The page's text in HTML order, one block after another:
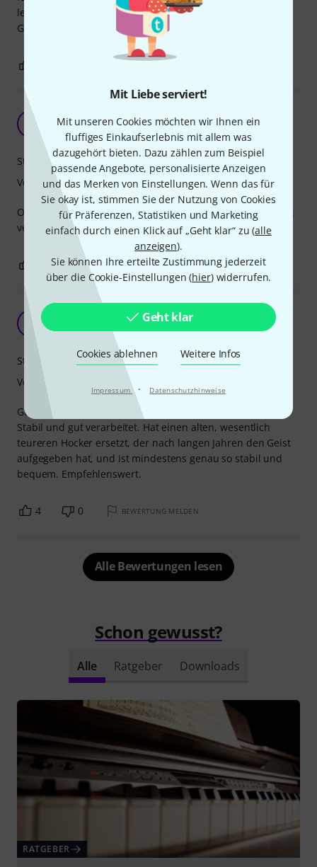
Mit Liebe serviert!
Mit unseren Cookies möchten wir Ihnen ein
fluffiges Einkaufserlebnis mit allem was
dazugehört bieten. Dazu zählen zum Beispiel
passende Angebote, personalisierte Anzeigen
und das Merken von Einstellungen. Wenn das für
Sie okay ist, stimmen Sie der Nutzung von Cookies
für Präferenzen, Statistiken und Marketing
einfach durch einen Klick auf „Geht klar“ zu (alle
anzeigen).
Sie können Ihre erteilte Zustimmung jederzeit
über die Cookie-Einstellungen (hier) widerrufen.
Geht klar
Cookies ablehnen Weitere Infos
Impressum · Datenschutzhinweise
leicht/angenehm zu verstellen und auch das haptische
Gefühl kommt nicht zu kurz. Würde ich wieder kaufen.
Sehr preiswert und stabil
a-tone 16.07.2020
Optimale Klavierbank für meinen Gebrauch. Stabil und gut
verarbeitet.
Stabilität
Verarbeitung
0 BEWERTUNG MELDEN
Stabil und günstig
Thomas501 21.10.2009
Guter, solider Klavierhocker zu einem angenehmen Preis.
Stabil und gut verarbeitet. Hat einen alten, wesentlich
teureren Hocker ersetzt, der nach langen Jahren den Geist
aufgegeben hat, und ist mindestens genau so stabil und
bequem. Empfehlenswert.
Stabilität
Verarbeitung
4 0 BEWERTUNG MELDEN
Alle Bewertungen lesen
Schon gewusst?
Alle Ratgeber Downloads
RATGEBER